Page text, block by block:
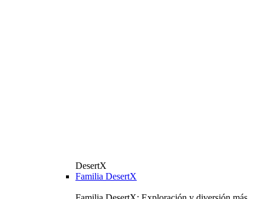
DesertX
Familia DesertX